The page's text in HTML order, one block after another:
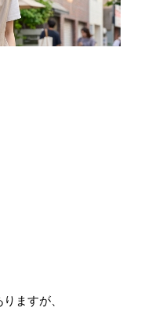
ますが、